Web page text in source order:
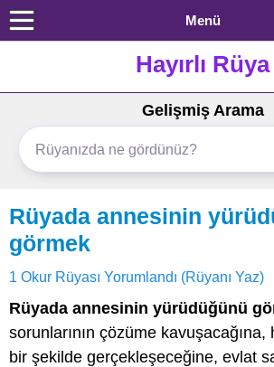
Menü
Hayırlı Rüya
Gelişmiş Arama
Rüyada annesinin
görmek
1 Okur Rüyası Yorumlandı (Rüyanı Yaz)
Rüyada annesinin yürüdüğünü
sorunlarının çözüme kavuşacağına,
bir şekilde gerçekleşeceğine, evlat